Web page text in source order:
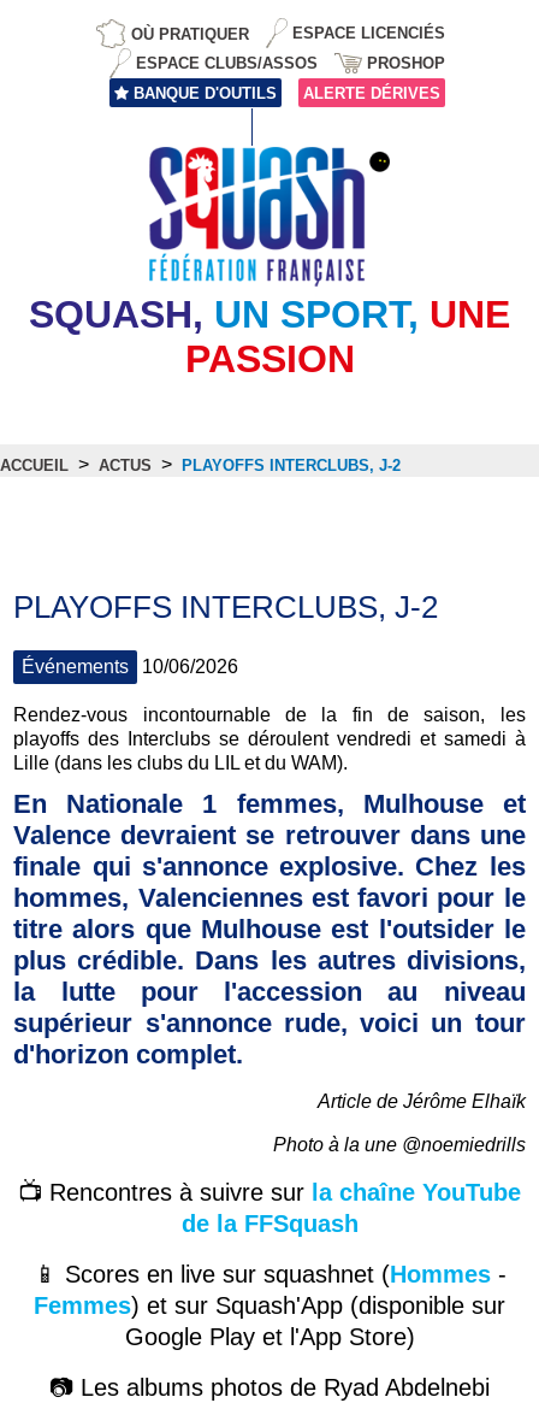
OÙ PRATIQUER
ESPACE LICENCIÉS
ESPACE CLUBS/ASSOS
PROSHOP
BANQUE D'OUTILS
ALERTE DÉRIVES
SQUASH, UN SPORT, UNE
PASSION
ACCUEIL > ACTUS > PLAYOFFS INTERCLUBS, J-2
PLAYOFFS INTERCLUBS, J-2
Événements 10/06/2026
Rendez-vous incontournable de la fin de saison, les
playoffs des Interclubs se déroulent vendredi et samedi à
Lille (dans les clubs du LIL et du WAM).
En Nationale 1 femmes, Mulhouse et
Valence devraient se retrouver dans une
finale qui s'annonce explosive. Chez les
hommes, Valenciennes est favori pour le
titre alors que Mulhouse est l'outsider le
plus crédible. Dans les autres divisions,
la lutte pour l'accession au niveau
supérieur s'annonce rude, voici un tour
d'horizon complet.
Article de Jérôme Elhaïk
Photo à la une @noemiedrills
📺 Rencontres à suivre sur la chaîne YouTube
de la FFSquash
📱 Scores en live sur squashnet (Hommes-
Femmes) et sur Squash'App (disponible sur
Google Play et l'App Store)
📷 Les albums photos de Ryad Abdelnebi